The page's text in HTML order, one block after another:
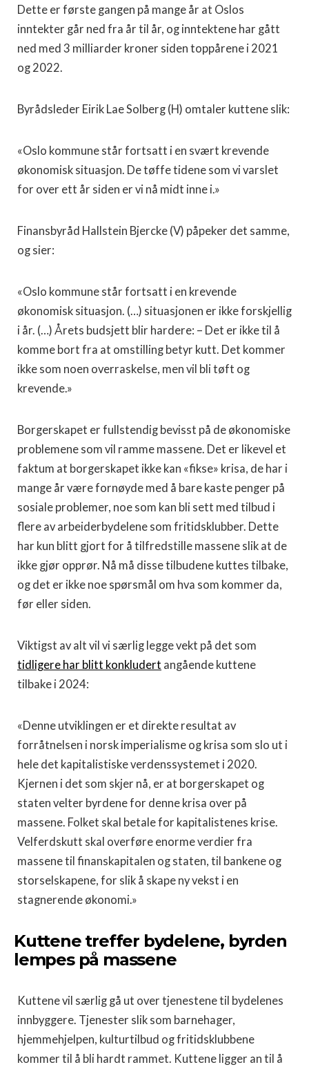
Dette er første gangen på mange år at Oslos
inntekter går ned fra år til år, og inntektene har gått
ned med 3 milliarder kroner siden toppårene i 2021
og 2022.
Byrådsleder Eirik Lae Solberg (H) omtaler kuttene slik:
«Oslo kommune står fortsatt i en svært krevende
økonomisk situasjon. De tøffe tidene som vi varslet
for over ett år siden er vi nå midt inne i.»
Finansbyråd Hallstein Bjercke (V) påpeker det samme,
og sier:
«Oslo kommune står fortsatt i en krevende
økonomisk situasjon. (…) situasjonen er ikke forskjellig
i år. (…) Årets budsjett blir hardere: – Det er ikke til å
komme bort fra at omstilling betyr kutt. Det kommer
ikke som noen overraskelse, men vil bli tøft og
krevende.»
Borgerskapet er fullstendig bevisst på de økonomiske
problemene som vil ramme massene. Det er likevel et
faktum at borgerskapet ikke kan «fikse» krisa, de har i
mange år være fornøyde med å bare kaste penger på
sosiale problemer, noe som kan bli sett med tilbud i
flere av arbeiderbydelene som fritidsklubber. Dette
har kun blitt gjort for å tilfredstille massene slik at de
ikke gjør opprør. Nå må disse tilbudene kuttes tilbake,
og det er ikke noe spørsmål om hva som kommer da,
før eller siden.
Viktigst av alt vil vi særlig legge vekt på det som
tidligere har blitt konkludert angående kuttene
tilbake i 2024:
«Denne utviklingen er et direkte resultat av
forråtnelsen i norsk imperialisme og krisa som slo ut i
hele det kapitalistiske verdenssystemet i 2020.
Kjernen i det som skjer nå, er at borgerskapet og
staten velter byrdene for denne krisa over på
massene. Folket skal betale for kapitalistenes krise.
Velferdskutt skal overføre enorme verdier fra
massene til finanskapitalen og staten, til bankene og
storselskapene, for slik å skape ny vekst i en
stagnerende økonomi.»
Kuttene treffer bydelene, byrden
lempes på massene
Kuttene vil særlig gå ut over tjenestene til bydelenes
innbyggere. Tjenester slik som barnehager,
hjemmehjelpen, kulturtilbud og fritidsklubbene
kommer til å bli hardt rammet. Kuttene ligger an til å